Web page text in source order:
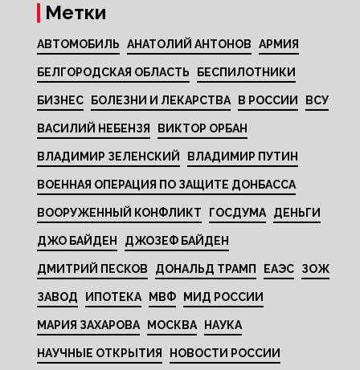
Метки
АВТОМОБИЛЬ АНАТОЛИЙ АНТОНОВ АРМИЯ
БЕЛГОРОДСКАЯ ОБЛАСТЬ БЕСПИЛОТНИКИ
БИЗНЕС БОЛЕЗНИ И ЛЕКАРСТВА В РОССИИ ВСУ
ВАСИЛИЙ НЕБЕНЗЯ ВИКТОР ОРБАН
ВЛАДИМИР ЗЕЛЕНСКИЙ ВЛАДИМИР ПУТИН
ВОЕННАЯ ОПЕРАЦИЯ ПО ЗАЩИТЕ ДОНБАССА
ВООРУЖЕННЫЙ КОНФЛИКТ ГОСДУМА ДЕНЬГИ
ДЖО БАЙДЕН ДЖОЗЕФ БАЙДЕН
ДМИТРИЙ ПЕСКОВ ДОНАЛЬД ТРАМП ЕАЭС ЗОЖ
ЗАВОД ИПОТЕКА МВФ МИД РОССИИ
МАРИЯ ЗАХАРОВА МОСКВА НАУКА
НАУЧНЫЕ ОТКРЫТИЯ НОВОСТИ РОССИИ